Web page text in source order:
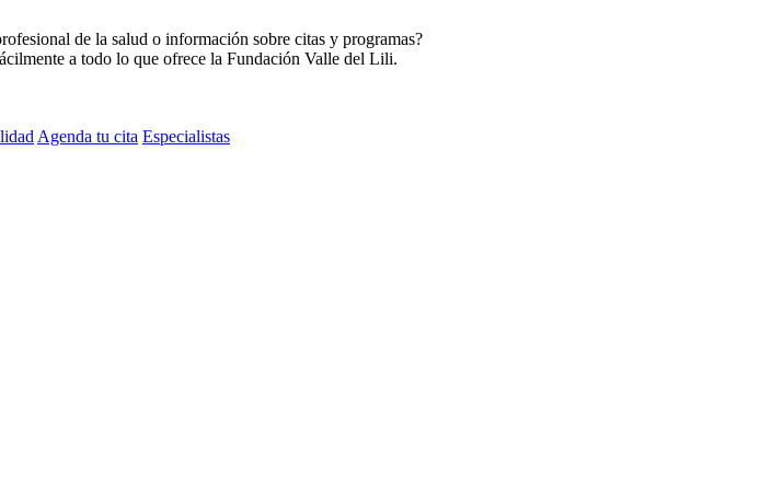
de la salud o información sobre citas y programas?
a todo lo que ofrece la Fundación Valle del Lili.
Agenda tu cita Especialistas